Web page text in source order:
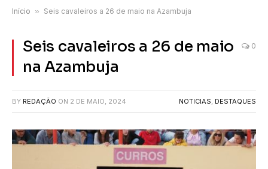
Início » Seis cavaleiros a 26 de maio na Azambuja
Seis cavaleiros a 26 de maio
na Azambuja
0
BY REDAÇÃO ON 2 DE MAIO, 2024 NOTICIAS, DESTAQUES